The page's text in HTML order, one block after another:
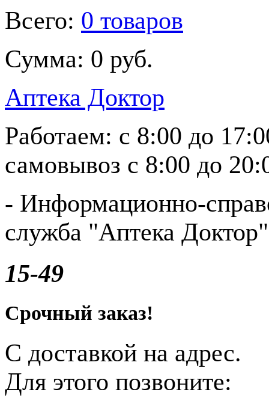
Всего: 0 товаров
Сумма: 0 руб.
Аптека Доктор
Работаем: с 8:00 до
самовывоз с 8:00 до
- Информационно-
служба "Аптека
15-49
Срочный заказ!
С доставкой на адрес.
Для этого позвоните: